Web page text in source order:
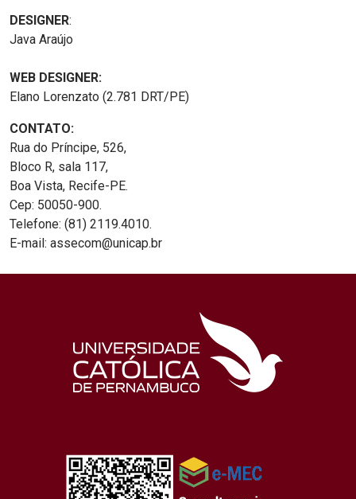
DESIGNER:
Java Araújo
WEB DESIGNER:
Elano Lorenzato (2.781 DRT/PE)
CONTATO:
Rua do Príncipe, 526,
Bloco R, sala 117,
Boa Vista, Recife-PE.
Cep: 50050-900.
Telefone: (81) 2119.4010.
E-mail: assecom@unicap.br